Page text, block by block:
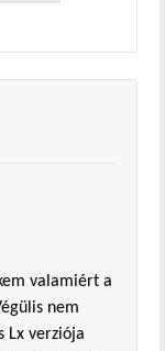
valamiért a
nem
Lx verziója